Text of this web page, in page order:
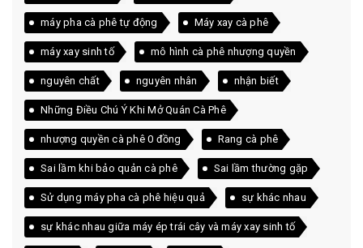
máy pha cà phê tự động Máy xay cà phê
máy xay sinh tố mô hình cà phê nhượng quyền
nguyên chất nguyên nhân nhận biết
Những Điều Chú Ý Khi Mở Quán Cà Phê
nhượng quyền cà phê 0 đồng Rang cà phê
Sai lầm khi bảo quản cà phê Sai lầm thường gặp
Sử dụng máy pha cà phê hiệu quả sự khác nhau
sự khác nhau giữa máy ép trái cây và máy xay sinh tố